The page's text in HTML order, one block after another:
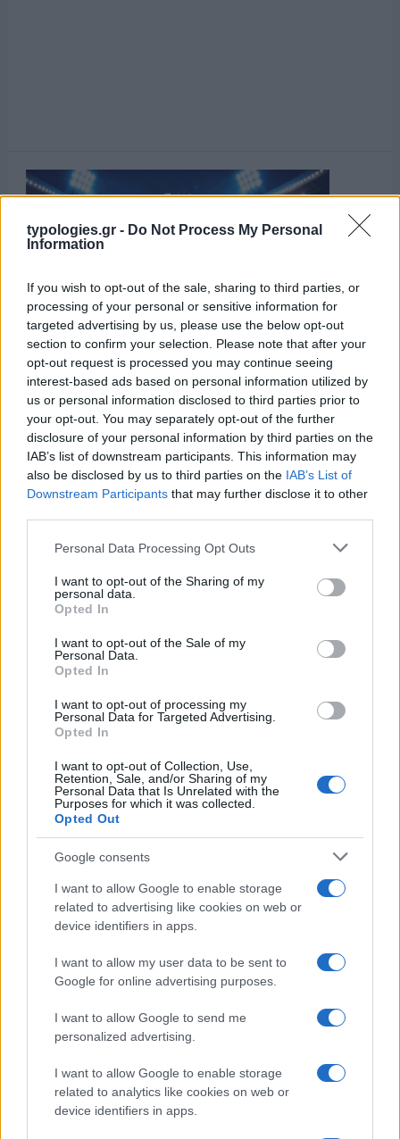
typologies.gr - Do Not Process My Personal
Information
If you wish to opt-out of the sale, sharing to third parties, or
processing of your personal or sensitive information for
targeted advertising by us, please use the below opt-out
section to confirm your selection. Please note that after your
opt-out request is processed you may continue seeing
interest-based ads based on personal information utilized by
us or personal information disclosed to third parties prior to
your opt-out. You may separately opt-out of the further
disclosure of your personal information by third parties on the
IAB’s list of downstream participants. This information may
also be disclosed by us to third parties on the IAB’s List of
Downstream Participants that may further disclose it to other
Please note that this website/app uses one or more Google
not limited to your visit or usage behaviour. You may click to
grant or deny consent to Google and its third-party tags to
use your data for below specified purposes in below Google
consent section.
Personal Data Processing Opt Outs
I want to opt-out of the Sharing of my
personal data.
Opted In
I want to opt-out of the Sale of my
Personal Data.
Opted In
I want to opt-out of processing my
Personal Data for Targeted Advertising.
Opted In
I want to opt-out of Collection, Use,
Retention, Sale, and/or Sharing of my
Personal Data that Is Unrelated with the
Purposes for which it was collected.
Opted Out
Google consents
I want to allow Google to enable storage
related to advertising like cookies on web or
device identifiers in apps.
I want to allow my user data to be sent to
Google for online advertising purposes.
I want to allow Google to send me
personalized advertising.
I want to allow Google to enable storage
related to analytics like cookies on web or
device identifiers in apps.
Η ΣΤΗΛΗ ΜΑΣ